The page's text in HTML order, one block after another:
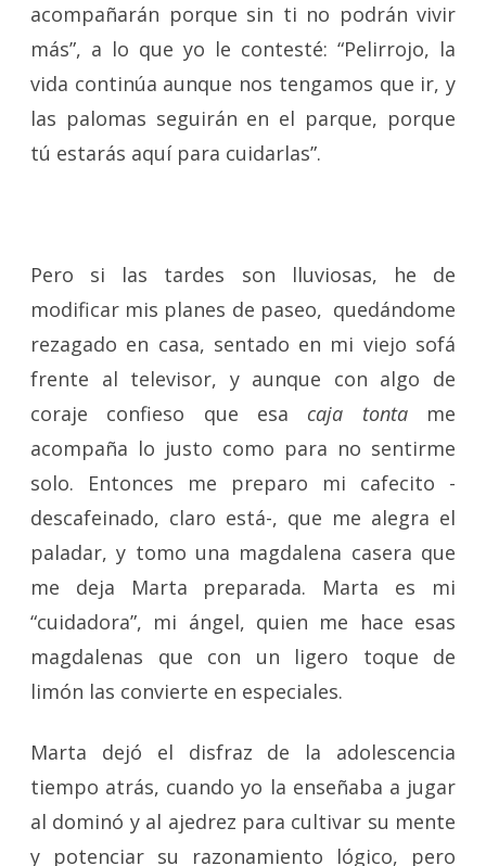
acompañarán porque sin ti no podrán vivir
más”, a lo que yo le contesté: “Pelirrojo, la
vida continúa aunque nos tengamos que ir, y
las palomas seguirán en el parque, porque
tú estarás aquí para cuidarlas”.
Pero si las tardes son lluviosas, he de
modificar mis planes de paseo, quedándome
rezagado en casa, sentado en mi viejo sofá
frente al televisor, y aunque con algo de
coraje confieso que esa caja tontame
acompaña lo justo como para no sentirme
solo. Entonces me preparo mi cafecito -
descafeinado, claro está-, que me alegra el
paladar, y tomo una magdalena casera que
me deja Marta preparada. Marta es mi
“cuidadora”, mi ángel, quien me hace esas
magdalenas que con un ligero toque de
limón las convierte en especiales.
Marta dejó el disfraz de la adolescencia
tiempo atrás, cuando yo la enseñaba a jugar
al dominó y al ajedrez para cultivar su mente
y potenciar su razonamiento lógico, pero